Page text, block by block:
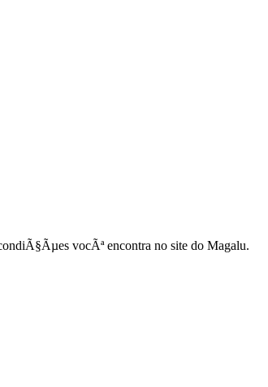
vocÃª encontra no site do Magalu.